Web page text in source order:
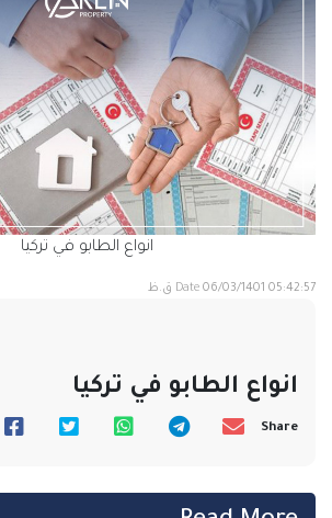
انواع الطابو في تركيا
Date 06/03/1401 05:42:57 ق.ظ
انواع الطابو في تركيا
Share